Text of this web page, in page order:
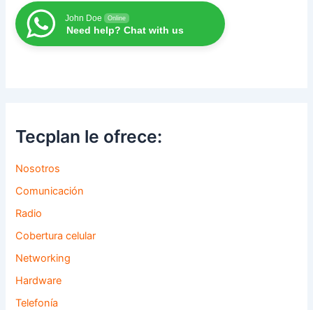
John Doe Online
Need help? Chat with us
Tecplan le ofrece:
Nosotros
Comunicación
Radio
Cobertura celular
Networking
Hardware
Telefonía